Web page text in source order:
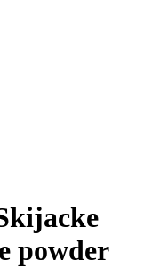
powder